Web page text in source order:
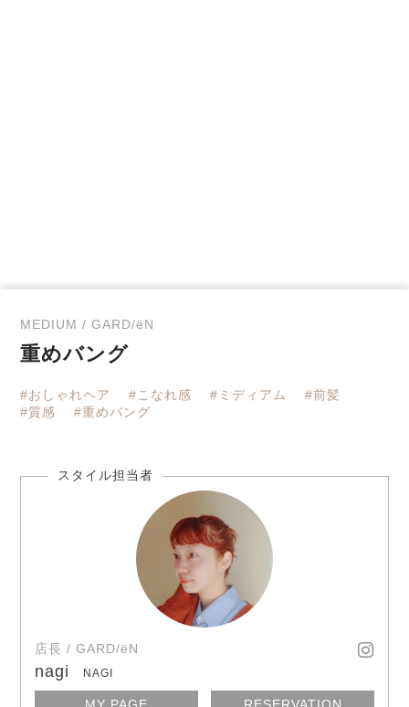
MEDIUM / GARD/ëN
重めバング
#おしゃれヘア #こなれ感 #ミディアム
#前髪
#質感
#重めバング
店長 / GARD/ëN
nagi NAGI
MY PAGE RESERVATION